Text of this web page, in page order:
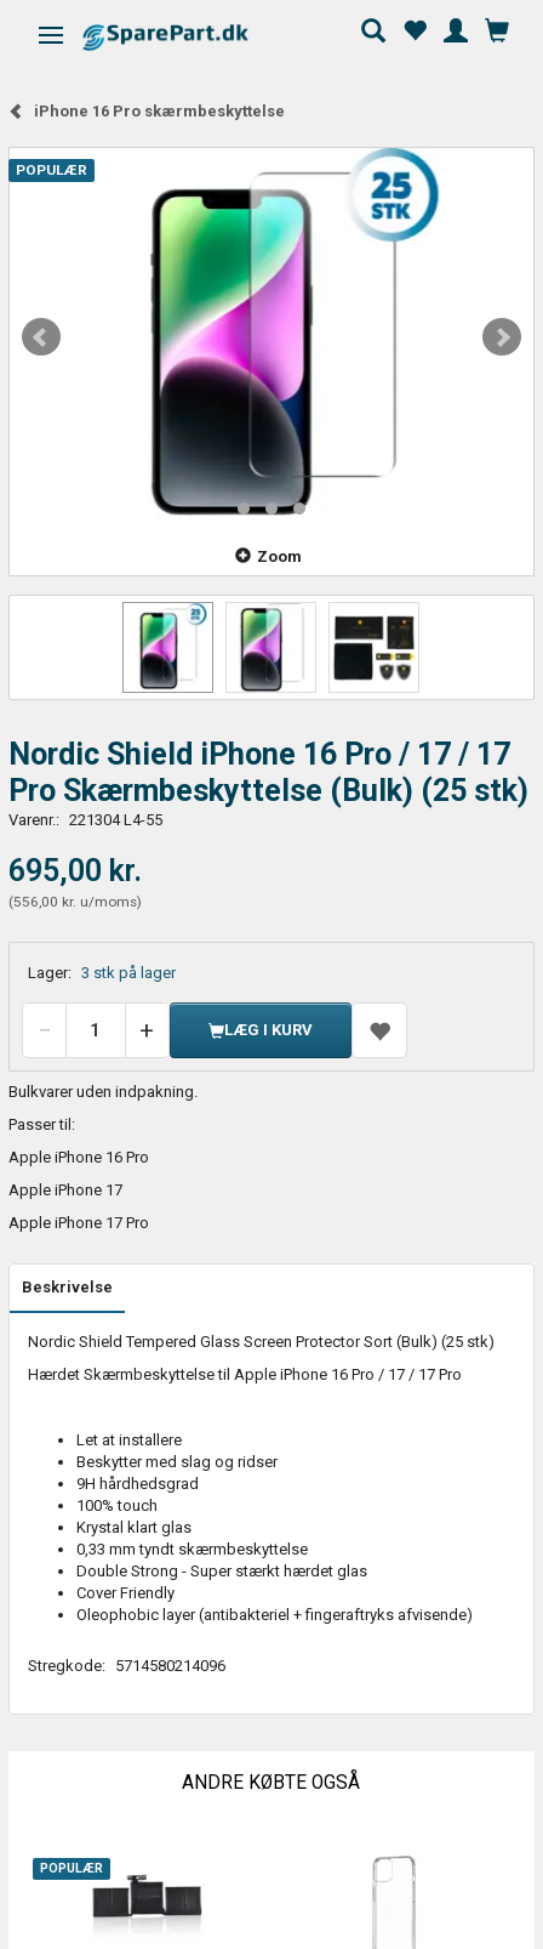
Skifte navigation
iPhone 16 Pro skærmbeskyttelse
POPULÆR
Zoom
Nordic Shield iPhone 16 Pro / 17 / 17
Pro Skærmbeskyttelse (Bulk) (25 stk)
Varenr.: 221304 L4-55
695,00 kr.
(556,00 kr. u/moms)
Lager: 3 stk på lager
LÆG I KURV
Bulkvarer uden indpakning.
Passer til:
Apple iPhone 16 Pro
Apple iPhone 17
Apple iPhone 17 Pro
Beskrivelse
Nordic Shield Tempered Glass Screen Protector Sort (Bulk) (25 stk)
Hærdet Skærmbeskyttelse til Apple iPhone 16 Pro / 17 / 17 Pro
Let at installere
Beskytter med slag og ridser
9H hårdhedsgrad
100% touch
Krystal klart glas
0,33 mm tyndt skærmbeskyttelse
Double Strong - Super stærkt hærdet glas
Cover Friendly
Oleophobic layer (antibakteriel + fingeraftryks afvisende)
Stregkode: 5714580214096
ANDRE KØBTE OGSÅ
POPULÆR